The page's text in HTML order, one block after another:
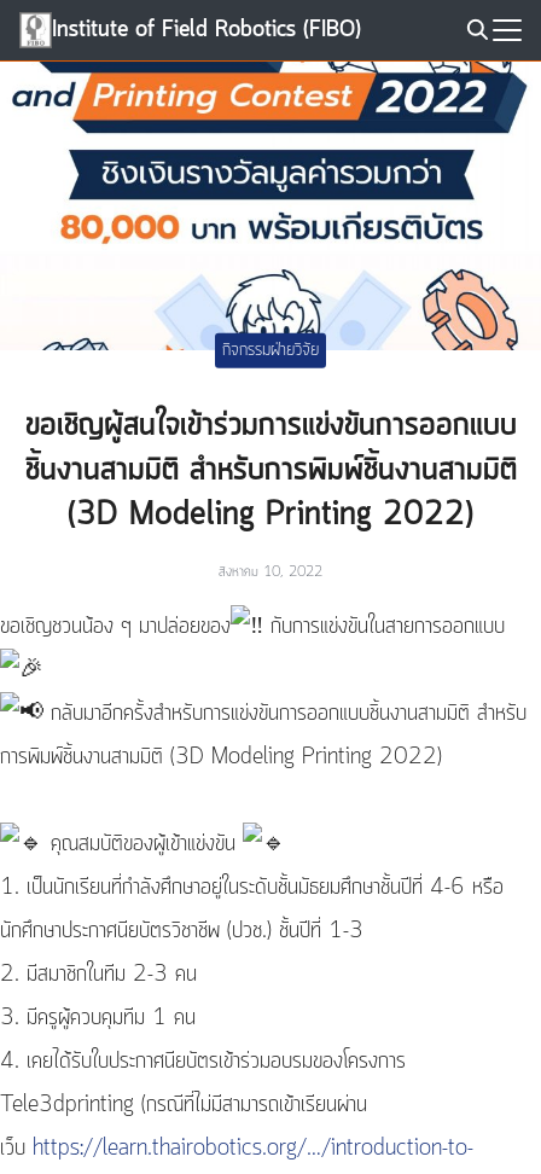
Skip
content
Institute of Field Robotics (FIBO)
Search
for:
กิจกรรมฝ่ายวิจัย
ขอเชิญผู้สนใจเข้าร่วมการแข่งขันการออกแบบ
ชิ้นงานสามมิติ สำหรับการพิมพ์ชิ้นงานสามมิติ
(3D Modeling Printing 2022)
สิงหาคม 10, 2022
ขอเชิญชวนน้อง ๆ มาปล่อยของ กับการแข่งขันในสายการออกแบบ
กลับมาอีกครั้งสำหรับการแข่งขันการออกแบบชิ้นงานสามมิติ สำหรับ
การพิมพ์ชิ้นงานสามมิติ (3D Modeling Printing 2022)
คุณสมบัติของผู้เข้าแข่งขัน
1. เป็นนักเรียนที่กำลังศึกษาอยู่ในระดับชั้นมัธยมศึกษาชั้นปีที่ 4-6 หรือ
นักศึกษาประกาศนียบัตรวิชาชีพ (ปวช.) ชั้นปีที่ 1-3
2. มีสมาชิกในทีม 2-3 คน
3. มีครูผู้ควบคุมทีม 1 คน
4. เคยได้รับใบประกาศนียบัตรเข้าร่วมอบรมของโครงการ
Tele3dprinting (กรณีที่ไม่มีสามารถเข้าเรียนผ่าน
เว็บ https://learn.thairobotics.org/…/introduction-to-